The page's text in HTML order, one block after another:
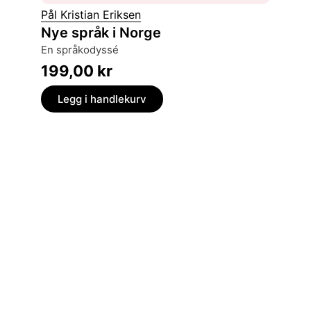
Pål Kristian Eriksen
Nye språk i Norge
en språkodyssé
199,00 kr
Legg i handlekurv